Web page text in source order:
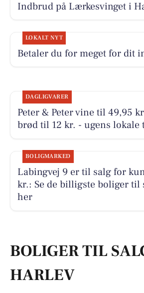
Indbrud på Lærkesvinget i
LOKALT NYT
Betaler du for meget for dit
DAGLIGVARER
Peter & Peter vine til 49,95
brød til 12 kr. - ugens lokale
BOLIGMARKED
Labingvej 9 er til salg for
kr.: Se de billigste boliger til
her
BOLIGER TIL
HARLEV